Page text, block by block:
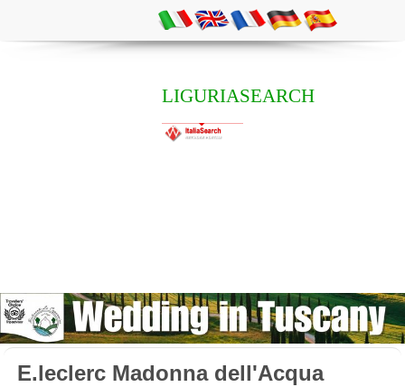
LIGURIASEARCH
E.leclerc Madonna dell'Acqua